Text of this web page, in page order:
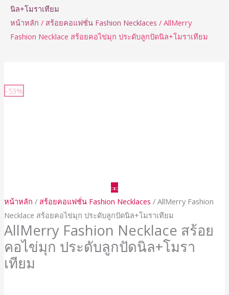
นิล+โมราเทียม
หน้าหลัก / สร้อยคอแฟชั่น Fashion Necklaces / AllMerry
Fashion Necklace สร้อยคอไข่มุก ประดับลูกปัดนิล+โมราเทียม
-53%
หน้าหลัก / สร้อยคอแฟชั่น Fashion Necklaces / AllMerry Fashion
Necklace สร้อยคอไข่มุก ประดับลูกปัดนิล+โมราเทียม
AllMerry Fashion Necklace สร้อย
คอไข่มุก ประดับลูกปัดนิล+โมรา
เทียม
เทียม
ชิ้น